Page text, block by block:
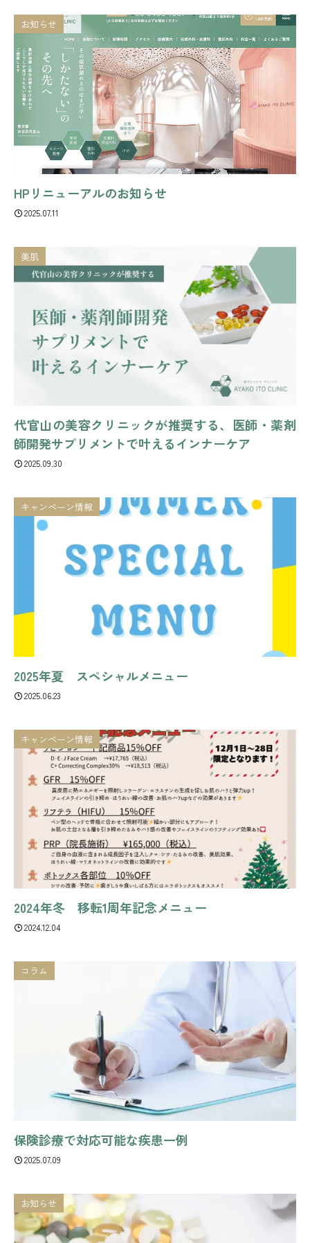
お知らせ
HPリニューアルのお知らせ
2025.07.11
美肌
代官山の美容クリニックが推奨する、医師・薬剤
師開発サプリメントで叶えるインナーケア
2025.09.30
キャンペーン情報
2025年夏 スペシャルメニュー
2025.06.23
キャンペーン情報
2024年冬 移転1周年記念メニュー
2024.12.04
コラム
保険診療で対応可能な疾患一例
2025.07.09
お知らせ